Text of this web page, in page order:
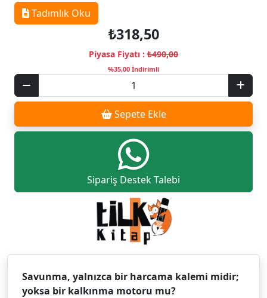
Tadımlık Oku
₺318,50
Piyasa Fiyatı : ₺490,00
%35,00 İndirimli
Sepete Ekle
Sipariş Destek Talebi
Savunma, yalnızca bir harcama kalemi midir;
yoksa bir kalkınma motoru mu?